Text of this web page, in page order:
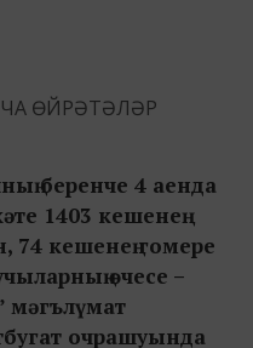
беренче 4 аенда
1403 кешенең
74 кешенең гомере
өчесе –
мәгълүмат
очрашуында